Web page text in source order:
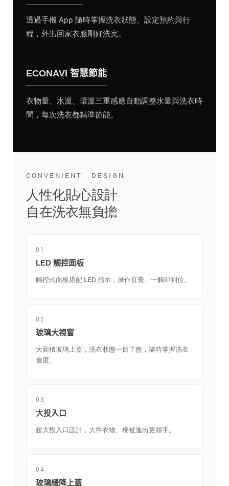
透過手機 App 隨時掌握洗衣狀態、設定預約與行
程，外出回家衣服剛好洗完。
ECONAVI 智慧節能
衣物量、水溫、環溫三重感應自動調整水量與洗衣時
間，每次洗衣都精準節能。
CONVENIENT DESIGN
人性化貼心設計
自在洗衣無負擔
01
LED 觸控面板
觸控式面板搭配 LED 指示，操作直覺、一觸即到位。
02
玻璃大視窗
大面積玻璃上蓋，洗衣狀態一目了然，隨時掌握洗衣
進度。
03
大投入口
超大投入口設計，大件衣物、棉被進出更順手。
04
玻璃緩降上蓋